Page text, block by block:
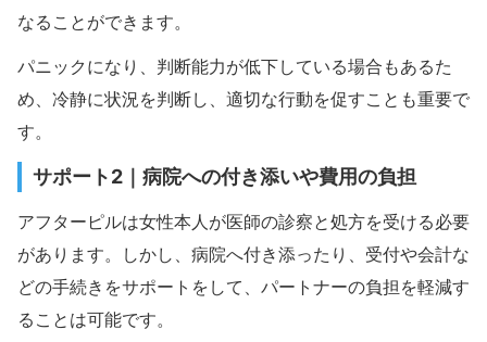
なることができます。
パニックになり、判断能力が低下している場合もあるた
め、冷静に状況を判断し、適切な行動を促すことも重要で
す。
サポート2｜病院への付き添いや費用の負担
アフターピルは女性本人が医師の診察と処方を受ける必要
があります。しかし、病院へ付き添ったり、受付や会計な
どの手続きをサポートをして、パートナーの負担を軽減す
ることは可能です。